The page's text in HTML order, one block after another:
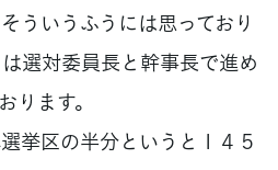
ういうふうには思っており
選対委員長と幹事長で進め
ります。
挙区の半分というと１４５